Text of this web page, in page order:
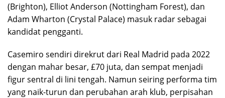
(Brighton), Elliot Anderson (Nottingham Forest), dan
Adam Wharton (Crystal Palace) masuk radar sebagai
kandidat pengganti.
Casemiro sendiri direkrut dari Real Madrid pada 2022
dengan mahar besar, £70 juta, dan sempat menjadi
figur sentral di lini tengah. Namun seiring performa tim
yang naik-turun dan perubahan arah klub, perpisahan